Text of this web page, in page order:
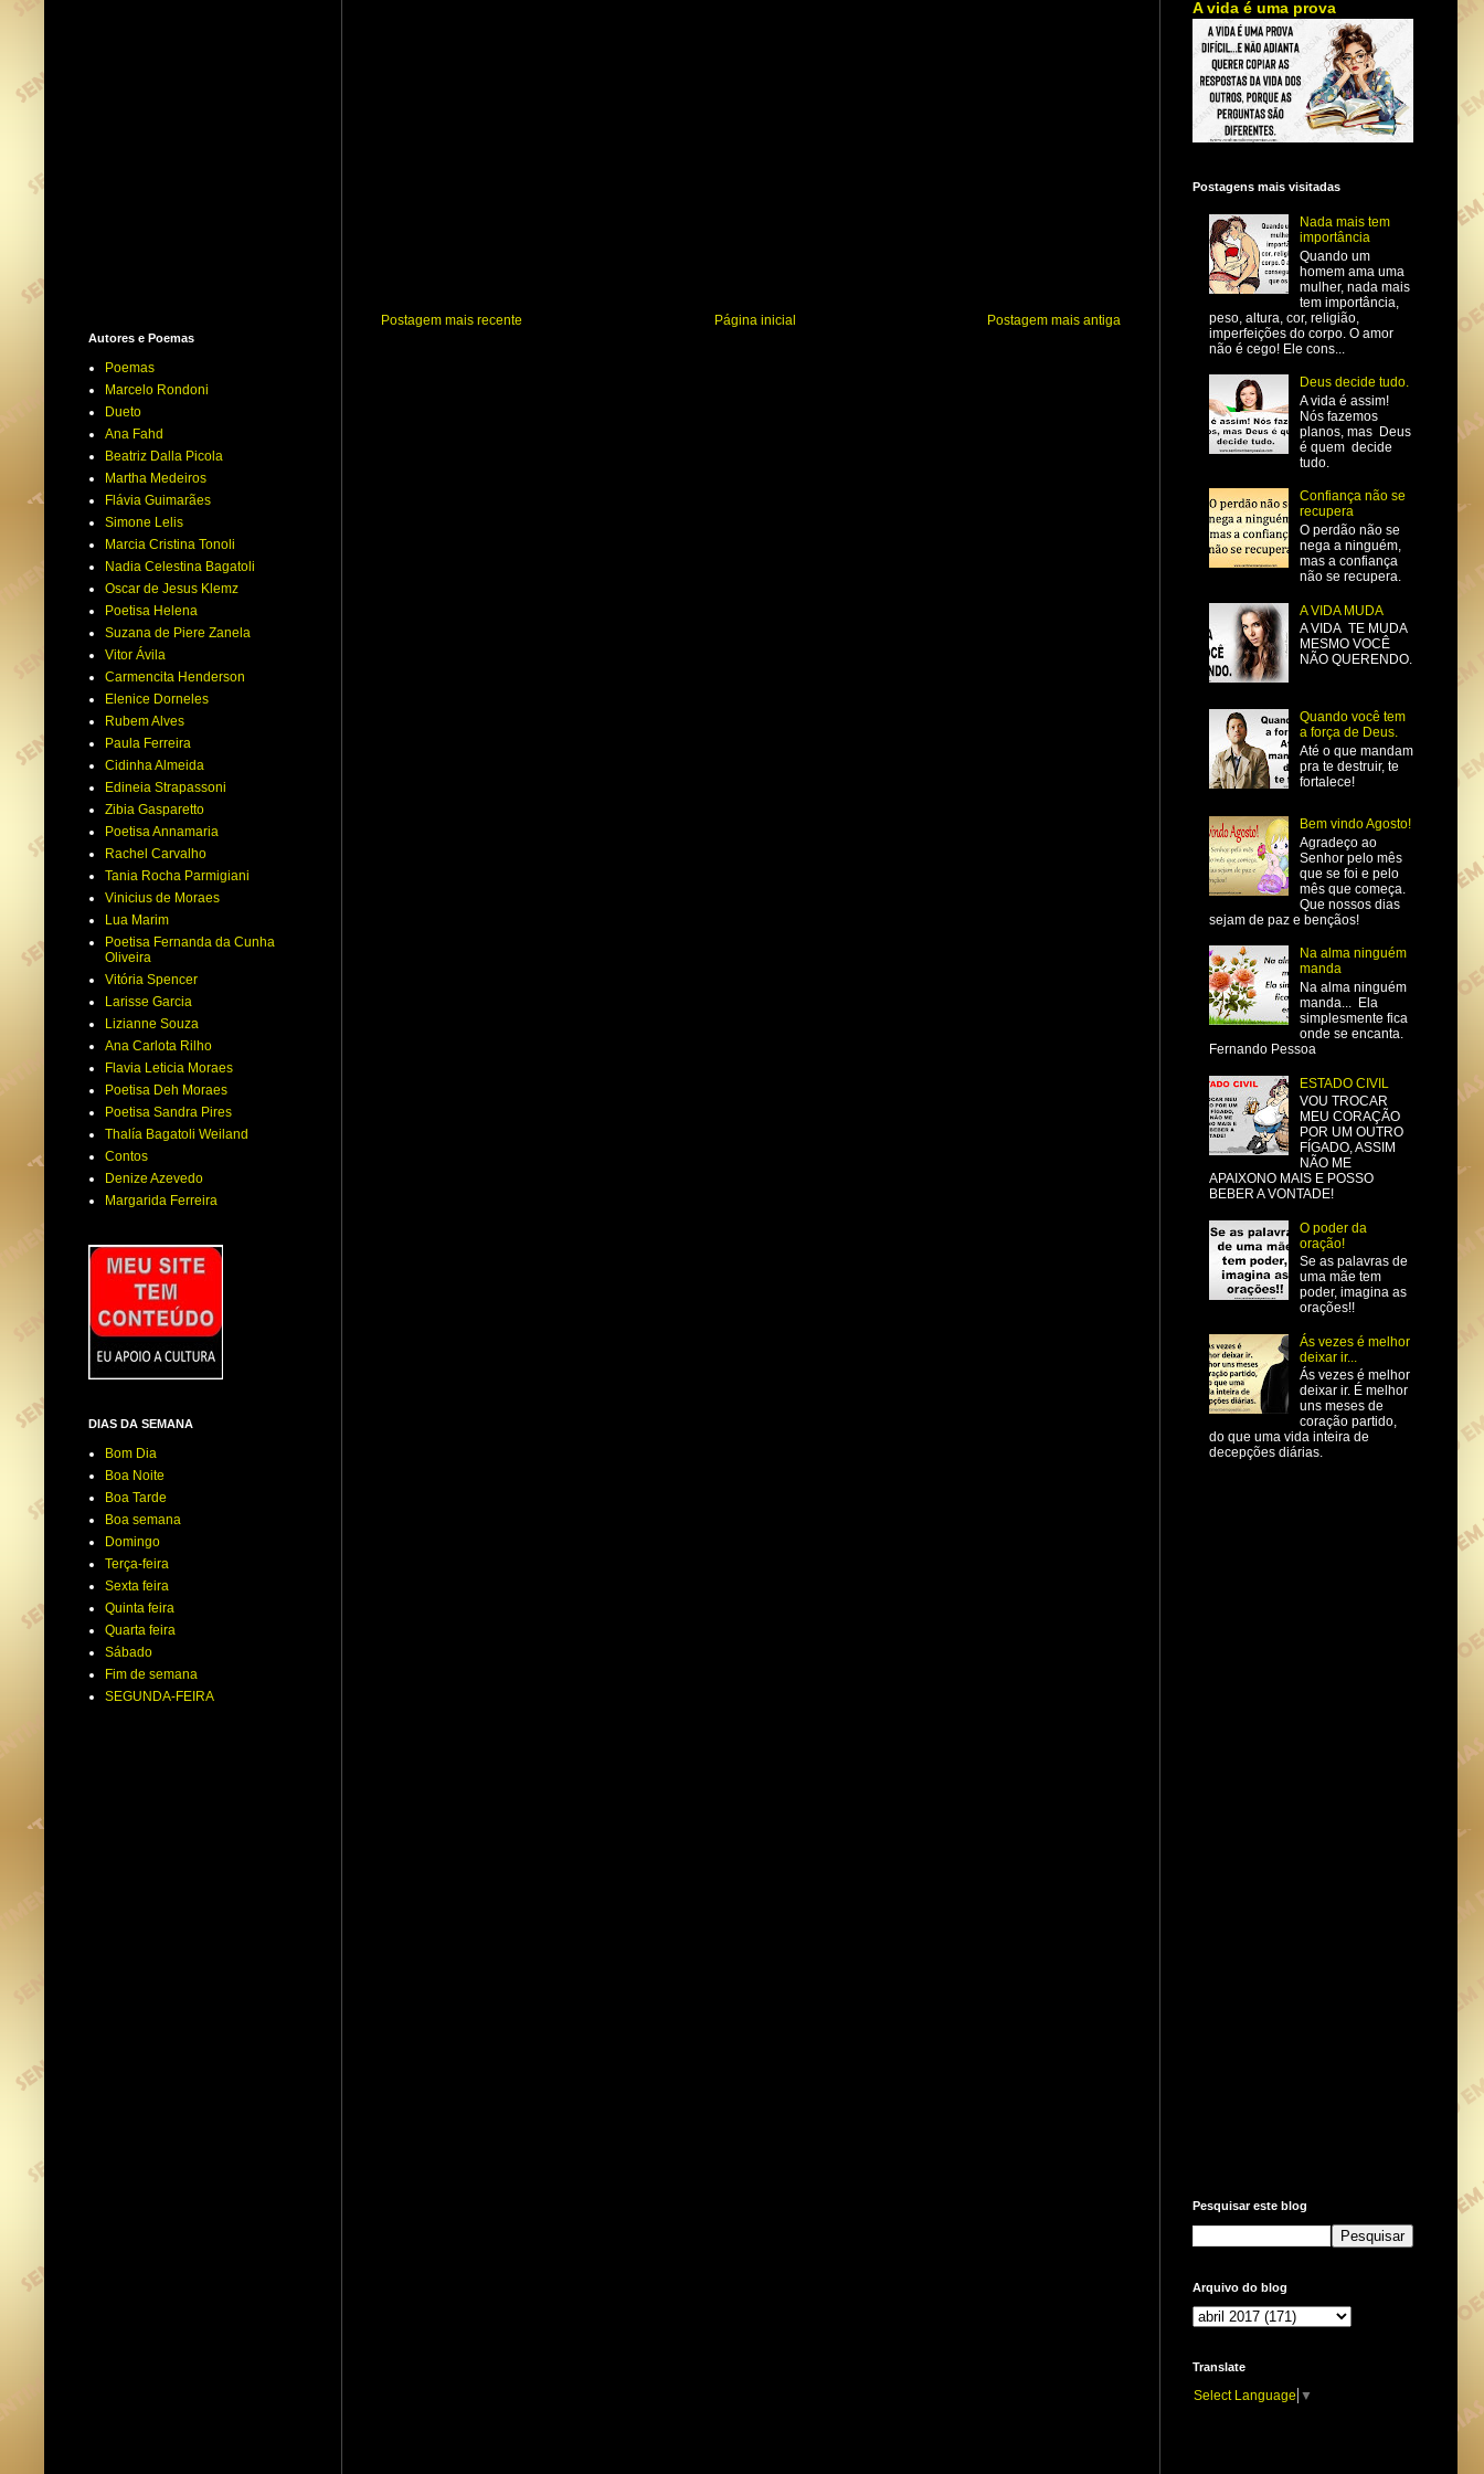
Postagem mais recente Postagem mais antiga
Página inicial
Autores e Poemas
Poemas
Marcelo Rondoni
Dueto
Ana Fahd
Beatriz Dalla Picola
Martha Medeiros
Flávia Guimarães
Simone Lelis
Marcia Cristina Tonoli
Nadia Celestina Bagatoli
Oscar de Jesus Klemz
Poetisa Helena
Suzana de Piere Zanela
Vitor Ávila
Carmencita Henderson
Elenice Dorneles
Rubem Alves
Paula Ferreira
Cidinha Almeida
Edineia Strapassoni
Zibia Gasparetto
Poetisa Annamaria
Rachel Carvalho
Tania Rocha Parmigiani
Vinicius de Moraes
Lua Marim
Poetisa Fernanda da Cunha
Oliveira
Vitória Spencer
Larisse Garcia
Lizianne Souza
Ana Carlota Rilho
Flavia Leticia Moraes
Poetisa Deh Moraes
Poetisa Sandra Pires
Thalía Bagatoli Weiland
Contos
Denize Azevedo
Margarida Ferreira
DIAS DA SEMANA
Bom Dia
Boa Noite
Boa Tarde
Boa semana
Domingo
Terça-feira
Sexta feira
Quinta feira
Quarta feira
Sábado
Fim de semana
SEGUNDA-FEIRA
A vida é uma prova
Postagens mais visitadas
Nada mais tem
importância
Quando um
homem ama uma
mulher, nada mais
tem importância,
peso, altura, cor, religião,
imperfeições do corpo. O amor
não é cego! Ele cons...
Deus decide tudo.
A vida é assim!
Nós fazemos
planos, mas Deus
é quem decide
tudo.
Confiança não se
recupera
O perdão não se
nega a ninguém,
mas a confiança
não se recupera.
A VIDA MUDA
A VIDA TE MUDA
MESMO VOCÊ
NÃO QUERENDO.
Quando você tem
a força de Deus.
Até o que mandam
pra te destruir, te
fortalece!
Bem vindo Agosto!
Agradeço ao
Senhor pelo mês
que se foi e pelo
mês que começa.
Que nossos dias
sejam de paz e bençãos!
Na alma ninguém
manda
Na alma ninguém
manda... Ela
simplesmente fica
onde se encanta.
Fernando Pessoa
ESTADO CIVIL
VOU TROCAR
MEU CORAÇÃO
POR UM OUTRO
FÍGADO, ASSIM
NÃO ME
APAIXONO MAIS E POSSO
BEBER A VONTADE!
O poder da
oração!
Se as palavras de
uma mãe tem
poder, imagina as
orações!!
Ás vezes é melhor
deixar ir...
Ás vezes é melhor
deixar ir. É melhor
uns meses de
coração partido,
do que uma vida inteira de
decepções diárias.
Pesquisar este blog
Arquivo do blog
Translate
Select Language ▼